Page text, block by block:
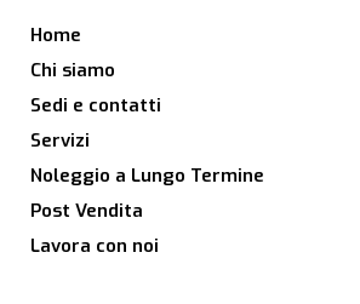
Home
Chi siamo
Sedi e contatti
Servizi
Noleggio a Lungo Termine
Post Vendita
Lavora con noi